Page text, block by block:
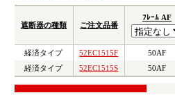
遮断器の種類 ご注文品番
ﾌﾚｰﾑ AF
経済タイプ 52EC1515F 50AF
経済タイプ
52EC1515S 50AF